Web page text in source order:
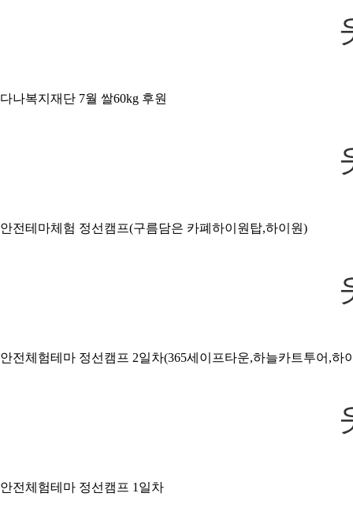
다나복지재단 7월 쌀60kg 후원
안전테마체험 정선캠프(구름담은 카폐하이원탑,하이원)
안전체험테마 정선캠프 2일차(365세이프타운,하늘카트투어,하
안전체험테마 정선캠프 1일차